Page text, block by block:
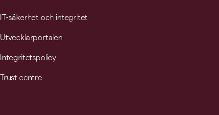
IT-säkerhet och integritet
Utvecklarportalen
Integritetspolicy
Trust centre